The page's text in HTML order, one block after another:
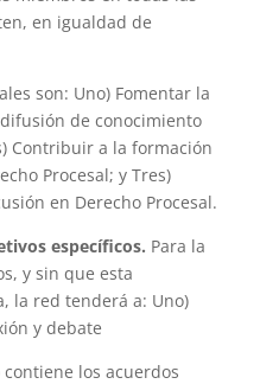
en igualdad de
son: Uno) Fomentar la
de conocimiento
Contribuir a la formación
Procesal; y Tres)
en Derecho Procesal.
específicos. Para la
y sin que esta
la red tenderá a: Uno)
y debate
los acuerdos